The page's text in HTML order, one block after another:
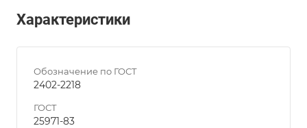
Характеристики
Обозначение по ГОСТ
2402-2218
ГОСТ
25971-83